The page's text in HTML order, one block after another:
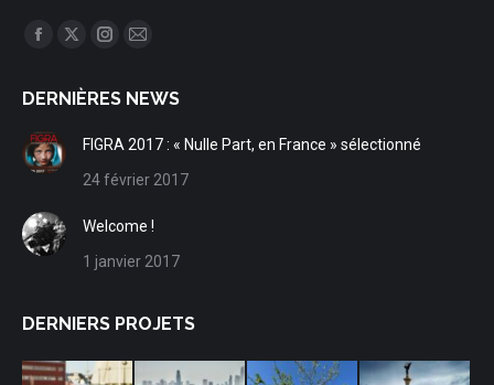
Trouvez nous sur :
Facebook
opens
in
new
window
X
opens
window
Instagram
opens
window
Mail
opens
window
DERNIÈRES NEWS
FIGRA 2017 : « Nulle Part, en France » sélectionné
24 février 2017
Welcome !
1 janvier 2017
DERNIERS PROJETS